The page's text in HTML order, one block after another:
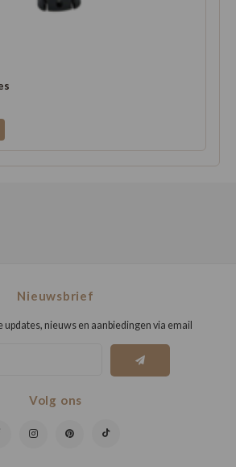
Nieuwsbrief
updates, nieuws en aanbiedingen via email
Volg ons